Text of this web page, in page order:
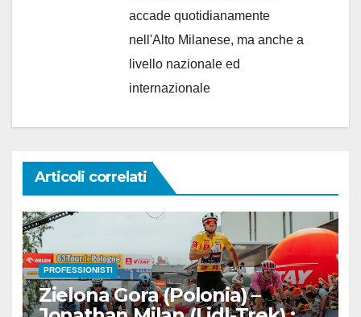
accade quotidianamente
nell'Alto Milanese, ma anche a
livello nazionale ed
internazionale
Articoli correlati
PROFESSIONISTI
Zielona Gora (Polonia) –